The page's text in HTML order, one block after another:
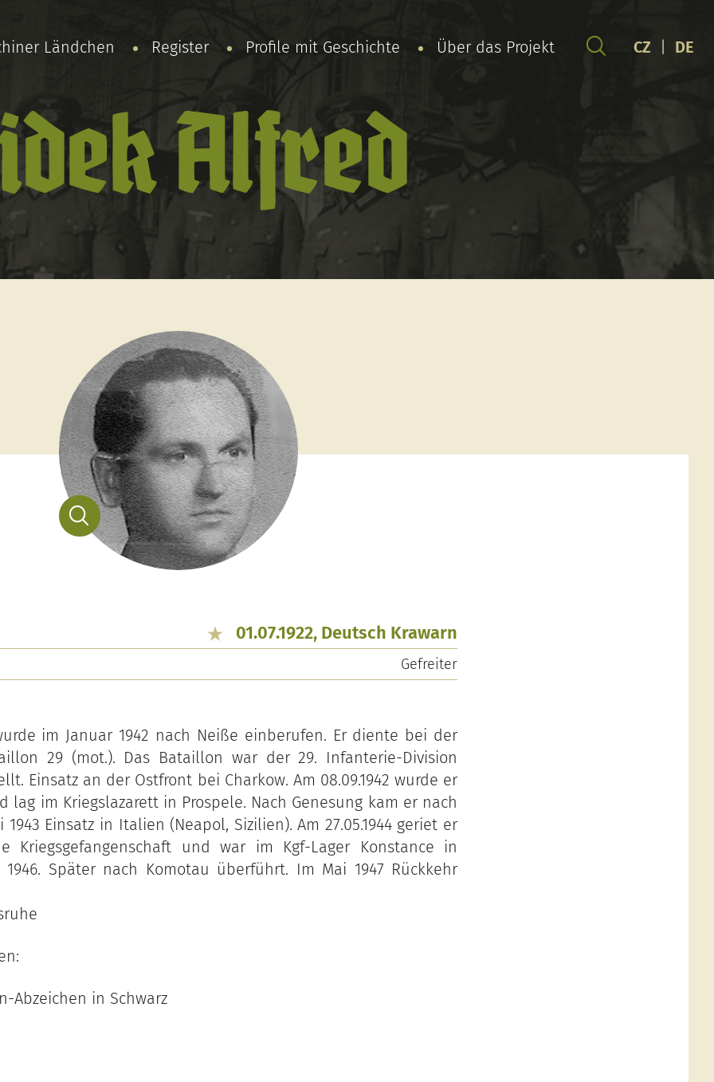
Ländchen Register Profile mit Geschichte Über das Projekt CZ DE
Alfred
01.07.1922, Deutsch Krawarn
Gefreiter
im Januar 1942 nach Neiße einberufen. Er diente bei der
29 (mot.). Das Bataillon war der 29. Infanterie-Division
Einsatz an der Ostfront bei Charkow. Am 08.09.1942 wurde er
lag im Kriegslazarett in Prospele. Nach Genesung kam er nach
1943 Einsatz in Italien (Neapol, Sizilien). Am 27.05.1944 geriet er
Kriegsgefangenschaft und war im Kgf-Lager Konstance in
Später nach Komotau überführt. Im Mai 1947 Rückkehr
Abzeichen in Schwarz